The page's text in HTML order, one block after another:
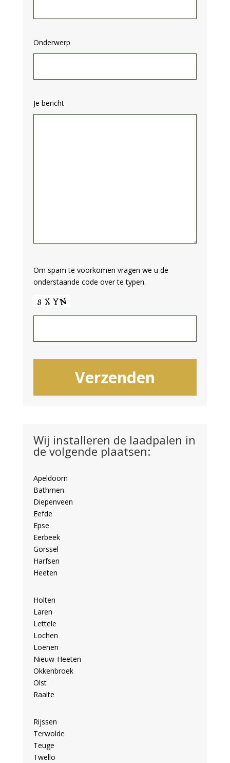
Onderwerp
Je bericht
Om spam te voorkomen vragen we u de
onderstaande code over te typen.
Wij installeren de laadpalen in
de volgende plaatsen:
Apeldoorn
Bathmen
Diepenveen
Eefde
Epse
Eerbeek
Gorssel
Harfsen
Heeten
Holten
Laren
Lettele
Lochen
Loenen
Nieuw-Heeten
Okkenbroek
Olst
Raalte
Rijssen
Terwolde
Teuge
Twello